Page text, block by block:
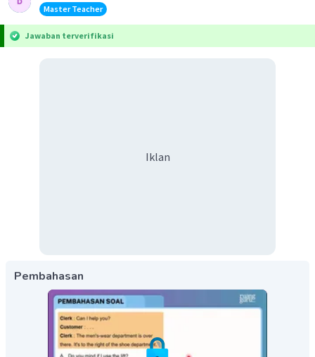
Master Teacher
Jawaban terverifikasi
Iklan
Pembahasan